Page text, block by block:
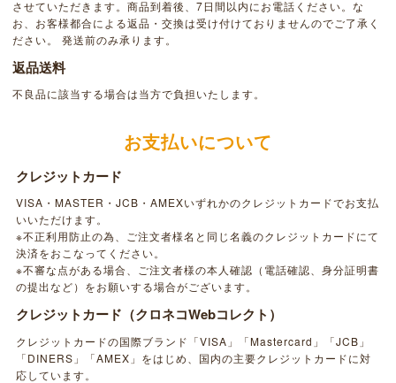
させていただきます。商品到着後、7日間以内にお電話ください。な
お、お客様都合による返品・交換は受け付けておりませんのでご了承く
ださい。 発送前のみ承ります。
返品送料
不良品に該当する場合は当方で負担いたします。
お支払いについて
クレジットカード
VISA・MASTER・JCB・AMEXいずれかのクレジットカードでお支払
いいただけます。
※不正利用防止の為、ご注文者様名と同じ名義のクレジットカードにて
決済をおこなってください。
※不審な点がある場合、ご注文者様の本人確認（電話確認、身分証明書
の提出など）をお願いする場合がございます。
クレジットカード（クロネコWebコレクト）
クレジットカードの国際ブランド「VISA」「Mastercard」「JCB」
「DINERS」「AMEX」をはじめ、国内の主要クレジットカードに対
応しています。